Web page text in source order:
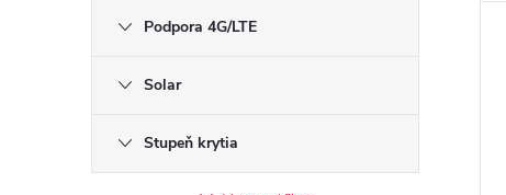
Podpora 4G/LTE
Solar
Stupeň krytia